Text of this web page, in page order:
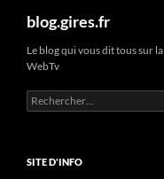
Aller
contenu
blog.gires.fr
Le blog qui vous dit tous sur la
WebTv
Rechercher :
SITE D'INFO